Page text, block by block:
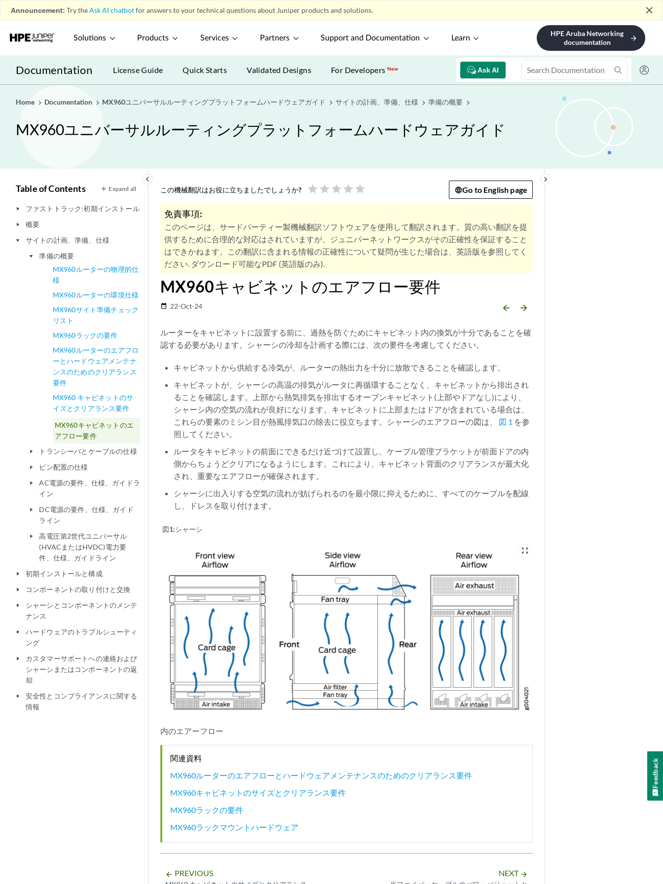
Announcement: Try theAsk AI chatbotfor answers to your technical questions about Juniper products and solutions. close
Solutions Products Services Partners Support and Documentation Learn
HPE Aruba Networking
documentation
arrow_forward
Documentation Ask AI
License Guide Quick Starts Validated Designs For DevelopersNew
Home Documentation MX960ユニバーサルルーティングプラットフォームハードウェアガイド サイトの計画、準備、仕様 準備の概要
MX960ユニバーサルルーティングプラットフォームハードウェアガイド
keyboard_arrow_left
Table of Contents Expand all
play_arrow ファストトラック:初期インストール
play_arrow 概要
play_arrow サイトの計画、準備、仕様
play_arrow
準備の概要
MX960ルーターの物理的仕
様
MX960ルーターの環境仕様
MX960サイト準備チェック
リスト
MX960ラックの要件
MX960ルーターのエアフロ
ーとハードウェアメンテナ
ンスのためのクリアランス
要件
MX960 キャビネットのサ
イズとクリアランス要件
MX960キャビネットのエ
アフロー要件
play_arrow トランシーバとケーブルの仕様
play_arrow ピン配置の仕様
play_arrow
AC電源の要件、仕様、ガイドラ
イン
play_arrow
DC電源の要件、仕様、ガイド
ライン
play_arrow
高電圧第2世代ユニバーサル
(HVACまたはHVDC)電力要
件、仕様、ガイドライン
play_arrow 初期インストールと構成
play_arrow コンポーネントの取り付けと交換
play_arrow
シャーシとコンポーネントのメンテ
ナンス
play_arrow
ハードウェアのトラブルシューティ
ング
play_arrow
カスタマーサポートへの連絡および
シャーシまたはコンポーネントの返
却
play_arrow
安全性とコンプライアンスに関する
情報
keyboard_arrow_right
この機械翻訳はお役に立ちましたでしょうか? star star star star star Go to English page
免責事項:
このページは、サードパーティー製機械翻訳ソフトウェアを使用して翻訳されます。質の高い翻訳を提
供するために合理的な対応はされていますが、ジュニパーネットワークスがその正確性を保証すること
はできかねます。この翻訳に含まれる情報の正確性について疑問が生じた場合は、英語版を参照してく
ださい. ダウンロード可能なPDF (英語版のみ).
MX960キャビネットのエアフロー要件
date_range 22-Oct-24 arrow_backward arrow_forward
ルーターをキャビネットに設置する前に、過熱を防ぐためにキャビネット内の換気が十分であることを確
認する必要があります。シャーシの冷却を計画する際には、次の要件を考慮してください。
キャビネットから供給する冷気が、ルーターの熱出力を十分に放散できることを確認します。
キャビネットが、シャーシの高温の排気がルータに再循環することなく、キャビネットから排出され
ることを確認します。上部から熱気排気を排出するオープンキャビネット(上部やドアなし)により、
シャーシ内の空気の流れが良好になります。キャビネットに上部またはドアが含まれている場合は、
これらの要素のミシン目が熱風排気口の除去に役立ちます。シャーシのエアフローの図は、 図 1 を参
照してください。
ルータをキャビネットの前面にできるだけ近づけて設置し、ケーブル管理ブラケットが前面ドアの内
側からちょうどクリアになるようにします。これにより、キャビネット背面のクリアランスが最大化
され、重要なエアフローが確保されます。
シャーシに出入りする空気の流れが妨げられるのを最小限に抑えるために、すべてのケーブルを配線
し、ドレスを取り付けます。
図1:シャーシ
zoom_out_map
内のエアーフロー
関連資料
MX960ルーターのエアフローとハードウェアメンテナンスのためのクリアランス要件
MX960キャビネットのサイズとクリアランス要件
MX960ラックの要件
MX960ラックマウントハードウェア
arrow_backward PREVIOUS NEXT arrow_forward
Feedback